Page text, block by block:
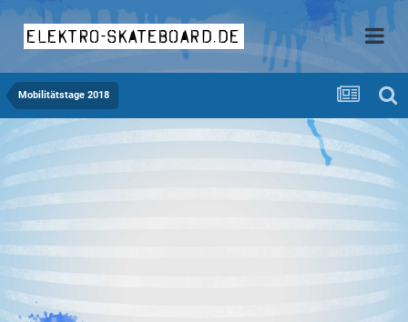
elektro-skateboard.de
Mobilitätstage 2018